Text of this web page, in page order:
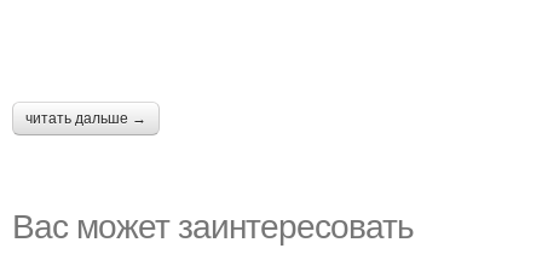
читать дальше →
Вас может заинтересовать